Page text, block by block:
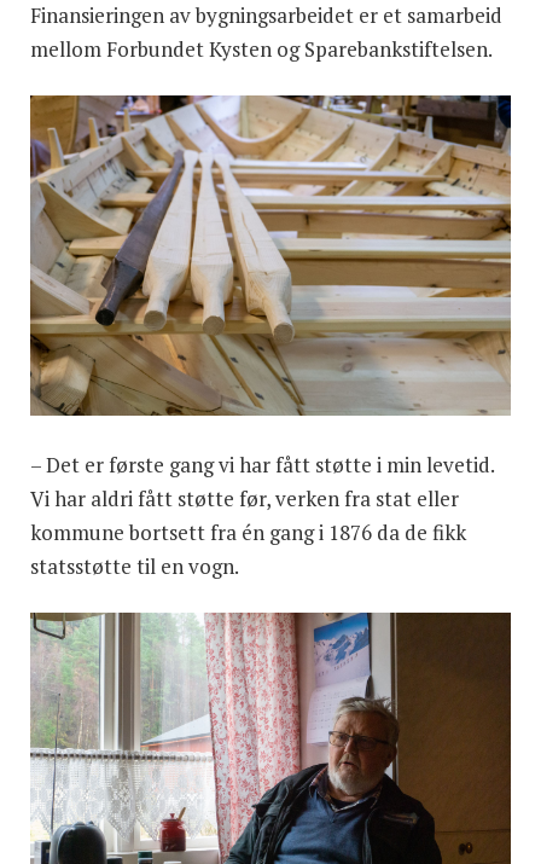
Finansieringen av bygningsarbeidet er et samarbeid
mellom Forbundet Kysten og Sparebankstiftelsen.
– Det er første gang vi har fått støtte i min levetid.
Vi har aldri fått støtte før, verken fra stat eller
kommune bortsett fra én gang i 1876 da de fikk
statsstøtte til en vogn.